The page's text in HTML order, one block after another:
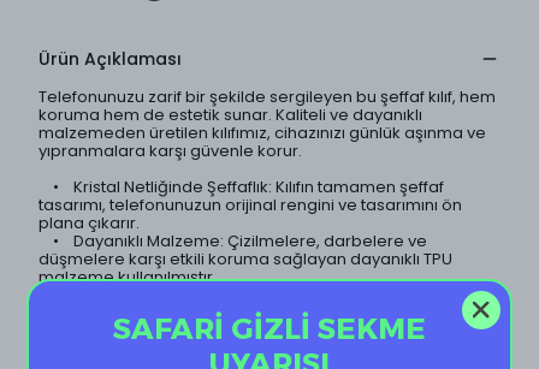
Ürün Açıklaması
Telefonunuzu zarif bir şekilde sergileyen bu şeffaf kılıf, hem
koruma hem de estetik sunar. Kaliteli ve dayanıklı
malzemeden üretilen kılıfımız, cihazınızı günlük aşınma ve
yıpranmalara karşı güvenle korur.
• Kristal Netliğinde Şeffaflık: Kılıfın tamamen şeffaf
tasarımı, telefonunuzun orijinal rengini ve tasarımını ön
plana çıkarır.
• Dayanıklı Malzeme: Çizilmelere, darbelere ve
düşmelere karşı etkili koruma sağlayan dayanıklı TPU
malzeme kullanılmıştır.
koruyan hafif tasarımı sayesinde, kılıf neredeyse
görünmezdir.
• Sararma Yapmaz: Özel kaplama teknolojisi sayesinde
SAFARİ GİZLİ SEKME